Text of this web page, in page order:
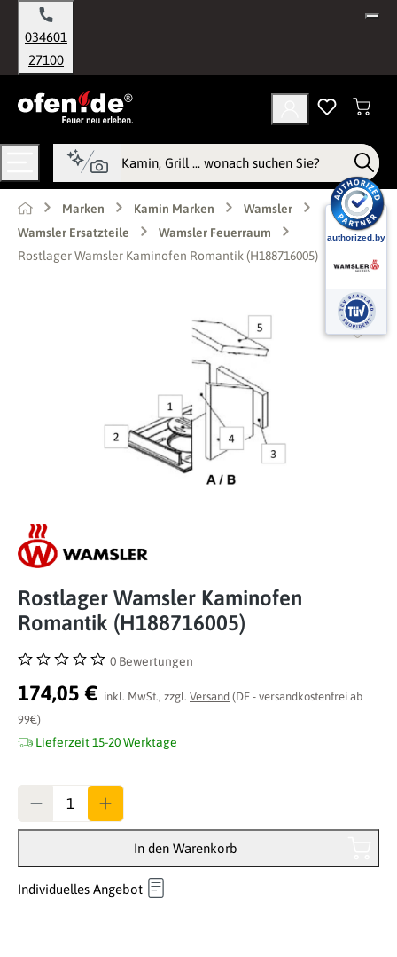
springen
034601
27100
Marken Kamin Marken
Wamsler
Wamsler Ersatzteile
Wamsler Feuerraum
Rostlager Wamsler Kaminofen Romantik (H188716005)
Rostlager Wamsler Kaminofen
Romantik (H188716005)
Durchschnittliche Bewertung von 0 von 5 Sternen
0 Bewertungen
174,05 € inkl. MwSt., zzgl. Versand (DE - versandkostenfrei ab
99€)
Lieferzeit 15-20 Werktage
In den Warenkorb
Individuelles Angebot